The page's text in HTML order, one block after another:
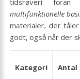
tidsrøveri
multifunktionelle
materialer, der
godt, også når der
Kategori Antal